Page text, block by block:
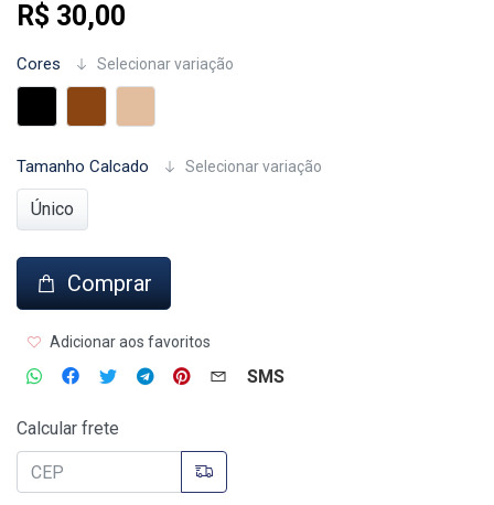
R$ 30,00
Cores Selecionar variação
Tamanho Calcado Selecionar variação
Único
Comprar
Adicionar aos favoritos
SMS
Calcular frete